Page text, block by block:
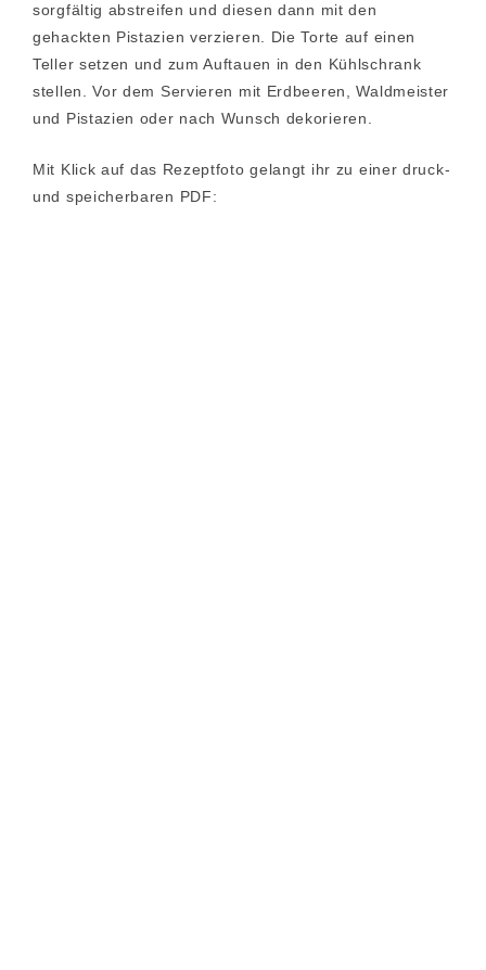
sorgfältig abstreifen und diesen dann mit den
gehackten Pistazien verzieren. Die Torte auf einen
Teller setzen und zum Auftauen in den Kühlschrank
stellen. Vor dem Servieren mit Erdbeeren, Waldmeister
und Pistazien oder nach Wunsch dekorieren.
Mit Klick auf das Rezeptfoto gelangt ihr zu einer druck-
und speicherbaren PDF: